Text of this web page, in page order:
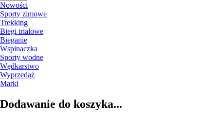
Nowości
Sporty zimowe
Trekking
Biegi trialowe
Bieganie
Wspinaczka
Sporty wodne
Wędkarstwo
Wyprzedaż
Marki
Dodawanie do koszyka...